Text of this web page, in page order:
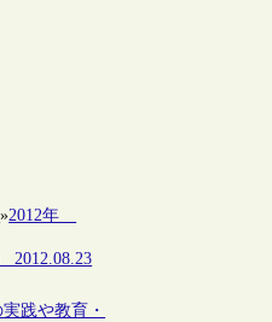
»2012年
2012.08.23
践や教育・